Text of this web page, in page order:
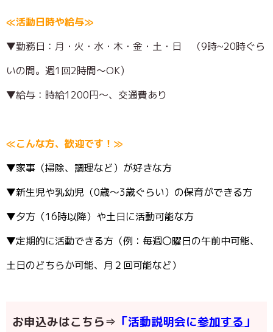
≪活動日時や給与≫
▼勤務日：月・火・水・木・金・土・日 （9時~20時ぐら
いの間。週1回2時間～OK)
▼給与：時給1200円～、交通費あり
≪こんな方、歓迎です！≫
▼家事（掃除、調理など）が好きな方
▼新生児や乳幼児（0歳～3歳ぐらい）の保育ができる方
▼夕方（16時以降）や土日に活動可能な方
▼定期的に活動できる方（例：毎週〇曜日の午前中可能、
土日のどちらか可能、月２回可能など）
お申込みはこちら⇒ 「活動説明会に参加する 」